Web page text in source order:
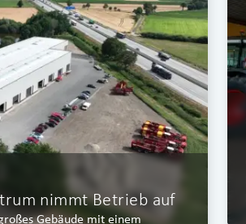
nimmt Betrieb auf
Gebäude mit einem